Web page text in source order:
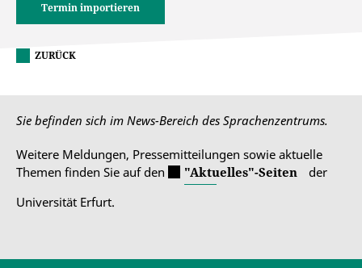
Termin importieren
ZURÜCK
Sie befinden sich im News-Bereich des Sprachenzentrums.
Weitere Meldungen, Pressemitteilungen sowie aktuelle
Themen finden Sie auf den
"Aktuelles"-Seiten
der
Universität Erfurt.